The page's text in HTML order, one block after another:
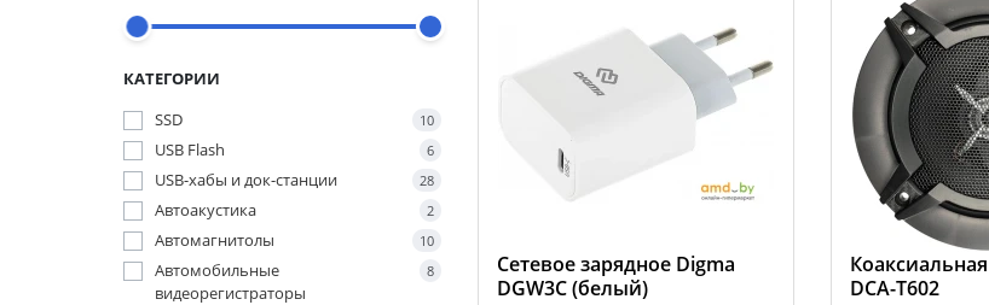
КАТЕГОРИИ
SSD
10
USB Flash 6
USB-хабы и док-станции 28
Автоакустика 2
Автомагнитолы 10
Автомобильные
видеорегистраторы
8
Сетевое зарядное Digma
DGW3C (белый)
DCA-T602